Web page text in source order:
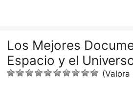
Los Mejores
Espacio y el
(Valora